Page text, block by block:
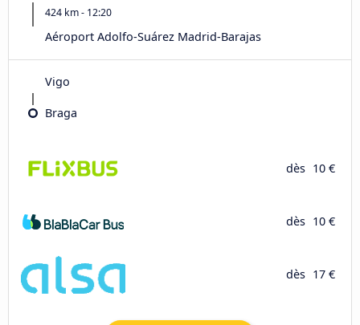
424 km - 12:20
Aéroport Adolfo-Suárez Madrid-Barajas
Vigo
Braga
dès 10 €
dès 10 €
dès 17 €